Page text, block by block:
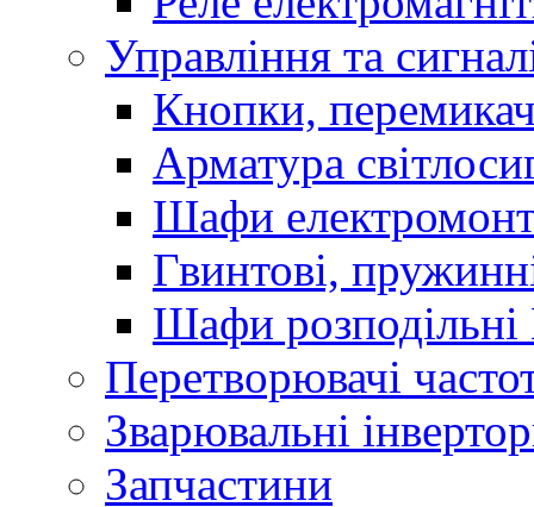
Управління та
Кнопки,
Арматура
Шафи
Гвинтові,
Шафи розподільні
Перетворювачі
Зварювальні
Запчастини